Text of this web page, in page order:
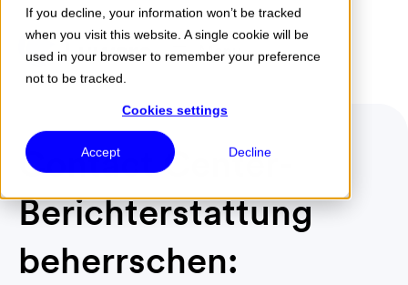
If you decline, your information won’t be tracked
when you visit this website. A single cookie will be
used in your browser to remember your preference
not to be tracked.
Cookies settings
Accept Decline
Menu
Contact Center-
Berichterstattung
beherrschen: